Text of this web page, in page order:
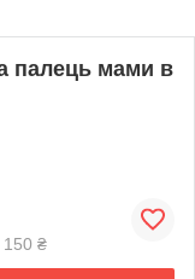
палець мами в
150 ₴